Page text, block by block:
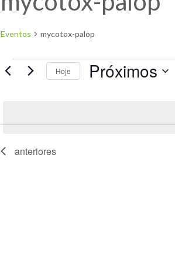
Eventos mycotox-palop
Hoje Próximos
anteriores